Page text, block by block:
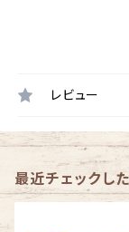
レビュー
最近チェックし